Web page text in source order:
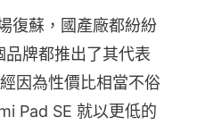
復蘇，國產廠都紛紛
牌都推出了其代表
因為性價比相當不俗
Pad SE 就以更低的